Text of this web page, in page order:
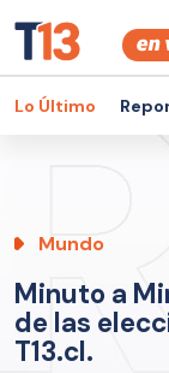
Lo Último
Mundo
Minuto a
de las
T13.cl.